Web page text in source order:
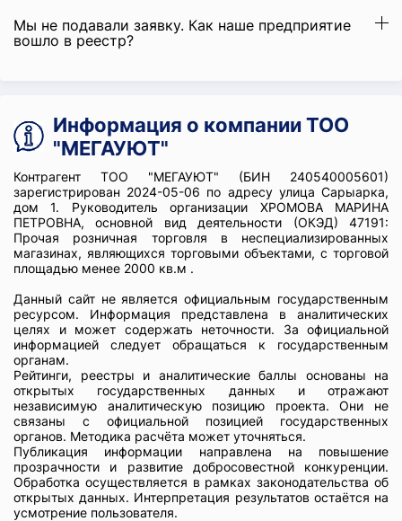
Мы не подавали заявку. Как наше предприятие
вошло в реестр?
Информация о компании ТОО
"МЕГАУЮТ"
Контрагент ТОО "МЕГАУЮТ" (БИН 240540005601)
зарегистрирован 2024-05-06 по адресу улица Сарыарка,
дом 1. Руководитель организации ХРОМОВА МАРИНА
ПЕТРОВНА, основной вид деятельности (ОКЭД) 47191:
Прочая розничная торговля в неспециализированных
магазинах, являющихся торговыми объектами, с торговой
площадью менее 2000 кв.м .
Данный сайт не является официальным государственным
ресурсом. Информация представлена в аналитических
целях и может содержать неточности. За официальной
информацией следует обращаться к государственным
органам.
Рейтинги, реестры и аналитические баллы основаны на
открытых государственных данных и отражают
независимую аналитическую позицию проекта. Они не
связаны с официальной позицией государственных
органов. Методика расчёта может уточняться.
Публикация информации направлена на повышение
прозрачности и развитие добросовестной конкуренции.
Обработка осуществляется в рамках законодательства об
открытых данных. Интерпретация результатов остаётся на
усмотрение пользователя.